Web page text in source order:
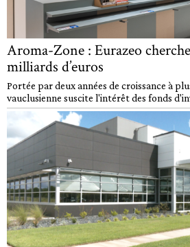
Aroma-Zone : Eurazeo
milliards d’euros
Portée par deux années de croissance à
vauclusienne suscite l'intérêt des fonds